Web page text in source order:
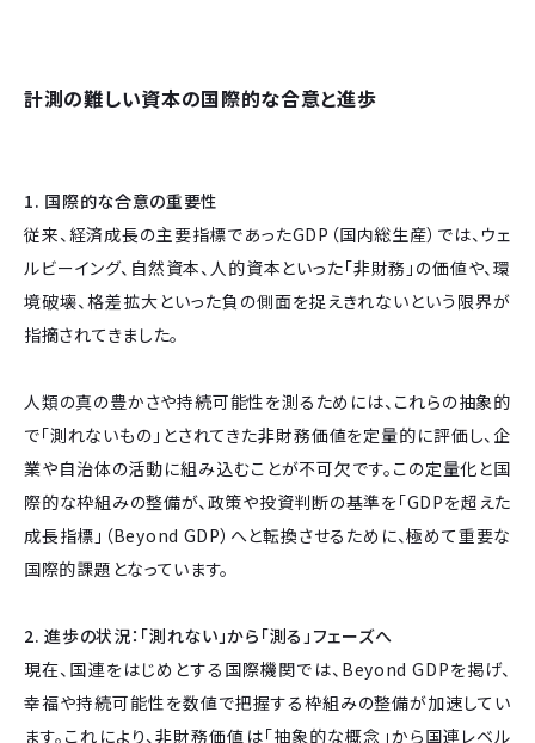
計測の難しい資本の国際的な合意と進歩
1. 国際的な合意の重要性
従来、経済成長の主要指標であったGDP（国内総生産）では、ウェ
ルビーイング、自然資本、人的資本といった「非財務」の価値や、環
境破壊、格差拡大といった負の側面を捉えきれないという限界が
指摘されてきました。
人類の真の豊かさや持続可能性を測るためには、これらの抽象的
で「測れないもの」とされてきた非財務価値を定量的に評価し、企
業や自治体の活動に組み込むことが不可欠です。この定量化と国
際的な枠組みの整備が、政策や投資判断の基準を「GDPを超えた
成長指標」（Beyond GDP）へと転換させるために、極めて重要な
国際的課題となっています。
2. 進歩の状況：「測れない」から「測る」フェーズへ
現在、国連をはじめとする国際機関では、Beyond GDPを掲げ、
幸福や持続可能性を数値で把握する枠組みの整備が加速してい
ます。これにより、非財務価値は「抽象的な概念」から国連レベル